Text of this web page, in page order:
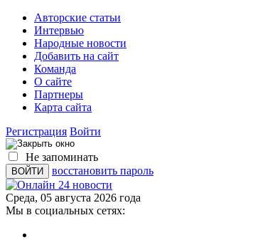
Авторские статьи
Интервью
Народные новости
Добавить на сайт
Команда
О сайте
Партнеры
Карта сайта
Регистрация Войти
Не запоминать
восстановить пароль
Среда, 05 августа 2026 года
Мы в социальных сетях: